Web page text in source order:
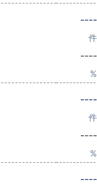
----
件
----
%
----
件
----
%
----